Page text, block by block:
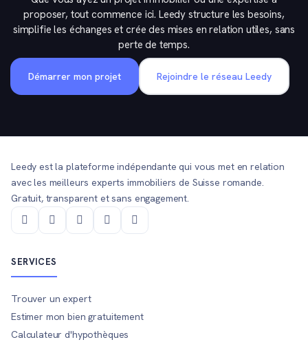
proposer, tout commence ici. Leedy structure les besoins,
simplifie les échanges et crée des mises en relation utiles, sans
perte de temps.
Démarrer mon projet Rejoindre le réseau Leedy
Leedy est la plateforme indépendante qui vous met en relation
avec les meilleurs experts immobiliers de Suisse romande.
Gratuit, transparent et sans engagement.
SERVICES
Trouver un expert
Estimer mon bien gratuitement
Calculateur d'hypothèques